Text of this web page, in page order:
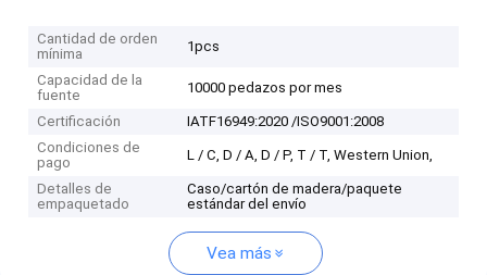
Cantidad de orden
mínima
1pcs
Capacidad de la
fuente
10000 pedazos por mes
Certificación
IATF16949:2020 /ISO9001:2008
Condiciones de
pago
L / C, D / A, D / P, T / T, Western Union,
Detalles de
empaquetado
Caso/cartón de madera/paquete
estándar del envío
Vea más